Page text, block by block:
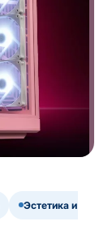
Эстетика и